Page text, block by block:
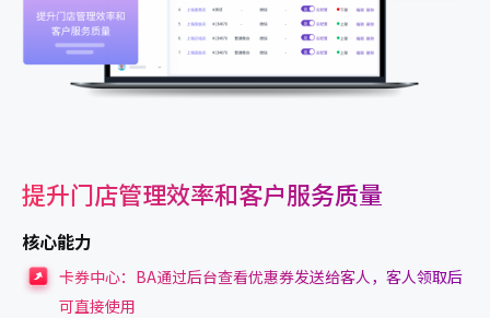
提升门店管理效率和客户服务质量
核心能力
卡券中心：BA通过后台查看优惠券发送给客人，客人领取后
可直接使用